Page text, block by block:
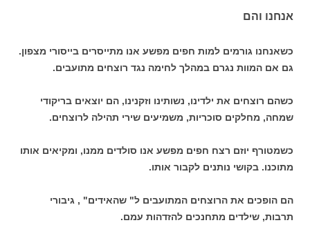
אנחנו והם
כשאנחנו גורמים למות חפים מפשע אנו מתייסרים בייסורי מצפון.
גם אם המוות נגרם במהלך לחימה נגד רוצחים מתועבים.
כשהם רוצחים את ילדינו, נשותינו וזקנינו, הם יוצאים בריקודי
שמחה, מחלקים סוכריות, משמיעים שירי תהילה לרוצחים.
כשמטורף יוזם רצח חפים מפשע אנו סולדים ממנו, ומקיאים אותו
מתוכנו. בקושי נותנים לקבור אותו.
הם הופכים את הרוצחים המתועבים ל" שהאידים" , גיבורי
תרבות, שילדים מתחנכים להזדהות עמם.